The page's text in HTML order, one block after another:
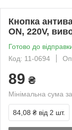
Кнопка
ON, 220V,
Готово до
Код: 11-0694
89 ₴
Мінімальна сума
84,08 ₴ від 2 шт.